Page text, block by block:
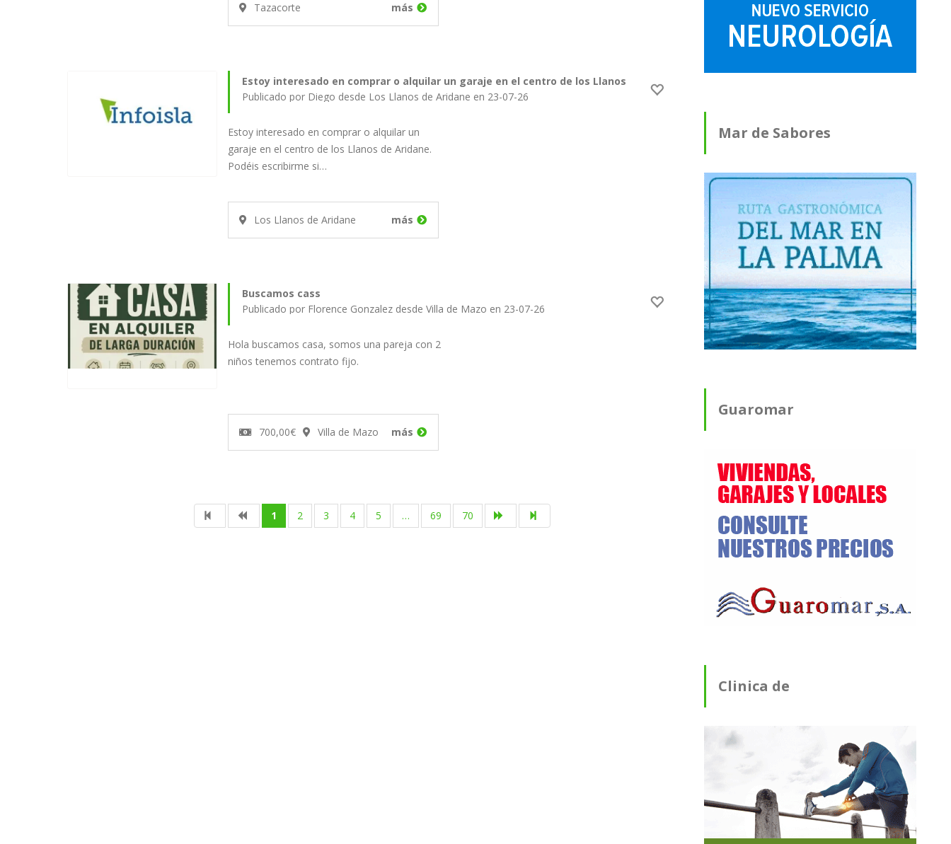
Tazacorte más
Estoy interesado en comprar o alquilar un garaje en el centro de los Llanos
Publicado por Diego desde Los Llanos de Aridane en 23-07-26
Estoy interesado en comprar o alquilar un
garaje en el centro de los Llanos de Aridane.
Podéis escribirme si…
Los Llanos de Aridane más
Buscamos cass
Publicado por Florence Gonzalez desde Villa de Mazo en 23-07-26
Hola buscamos casa, somos una pareja con 2
niños tenemos contrato fijo.
700,00€ Villa de Mazo más
1 2 3 4 5 … 69 70
Mar de Sabores
Guaromar
Clinica de
Fisioterapia